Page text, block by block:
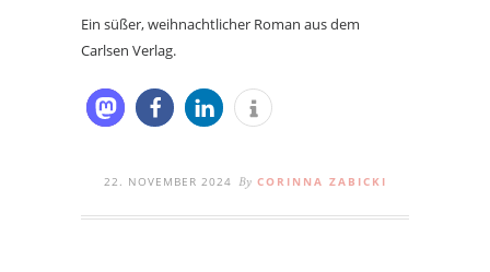
Ein süßer, weihnachtlicher Roman aus dem
Carlsen Verlag.
22. NOVEMBER 2024 By CORINNA ZABICKI